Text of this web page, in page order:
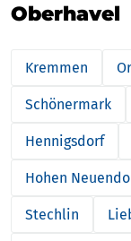
Oberhavel
Kremmen
Schönermark
Hennigsdorf
Hohen
Stechlin